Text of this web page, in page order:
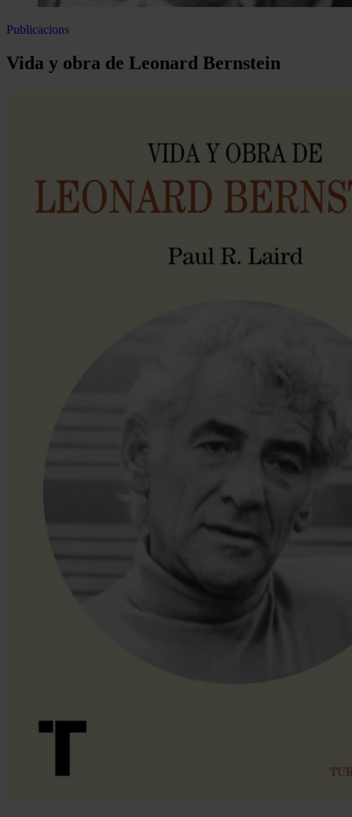
Publicacions
Vida y obra de Leonard Bernstein